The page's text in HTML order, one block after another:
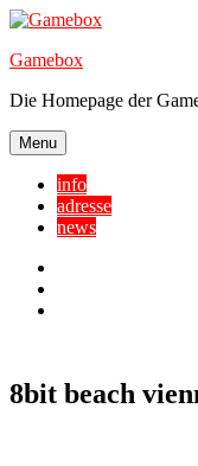
Skip
content
Gamebox
Die Homepage der
Menu
info
adresse
news
8bit beach